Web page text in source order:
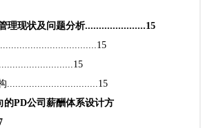
理现状及问题分析......................15
.................................15
的PD公司薪酬体系设计方